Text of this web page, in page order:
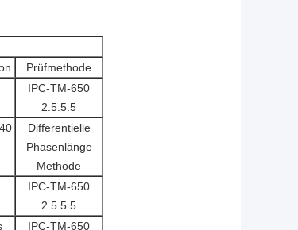
Prüfmethode
IPC-TM-650
2.5.5.5
Differentielle
Phasenlänge
Methode
IPC-TM-650
2.5.5.5
IPC-TM-650